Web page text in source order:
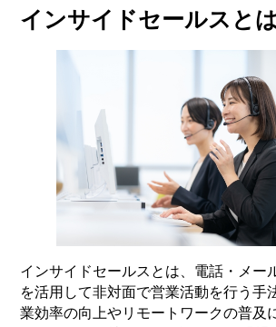
インサイドセールスと
インサイドセールスとは、電話・メー
を活用して非対面で営業活動を行う手
業効率の向上やリモートワークの普及